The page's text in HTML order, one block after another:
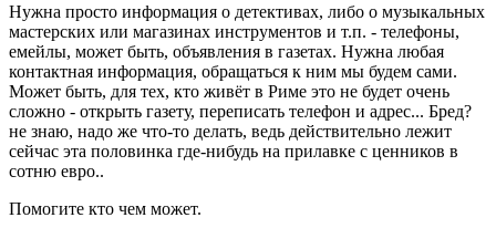
Нужна просто информация о детективах, либо о музыкальных
мастерских или магазинах инструментов и т.п. - телефоны,
емейлы, может быть, объявления в газетах. Нужна любая
контактная информация, обращаться к ним мы будем сами.
Может быть, для тех, кто живёт в Риме это не будет очень
сложно - открыть газету, переписать телефон и адрес... Бред?
не знаю, надо же что-то делать, ведь действительно лежит
сейчас эта половинка где-нибудь на прилавке с ценников в
сотню евро..
Помогите кто чем может.